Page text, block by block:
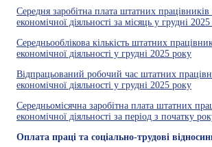
Середня заробітна плата штатних
економічної діяльності за місяць у грудні
Середньооблікова кількість штатних
економічної діяльності у грудні 2025 року
Відпрацьований робочий час штатних
економічної діяльності у грудні 2025 року
Середньомісячна заробітна плата штатних
економічної діяльності за період з початку
Оплата праці та соціально-трудові